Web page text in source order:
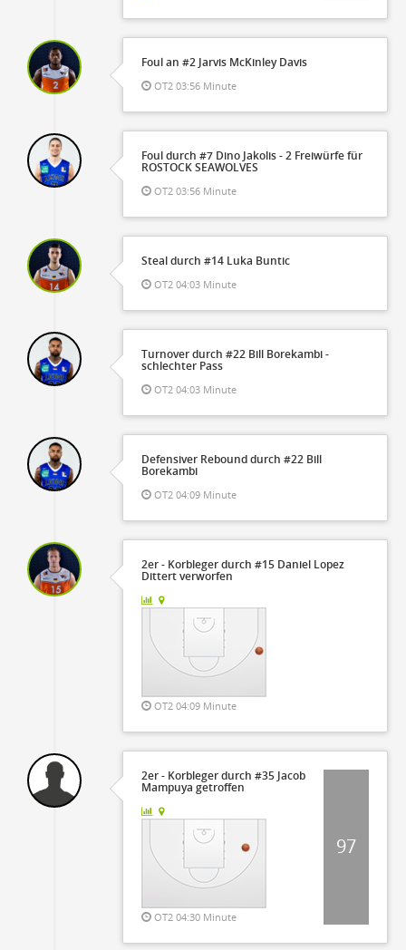
Foul an #2 Jarvis McKinley Davis
OT2 03:56 Minute
Foul durch #7 Dino Jakolis - 2 Freiwürfe für
ROSTOCK SEAWOLVES
OT2 03:56 Minute
Steal durch #14 Luka Buntic
OT2 04:03 Minute
Turnover durch #22 Bill Borekambi -
schlechter Pass
OT2 04:03 Minute
Defensiver Rebound durch #22 Bill
Borekambi
OT2 04:09 Minute
2er - Korbleger durch #15 Daniel Lopez
Dittert verworfen
OT2 04:09 Minute
2er - Korbleger durch #35 Jacob
Mampuya getroffen
OT2 04:30 Minute
97